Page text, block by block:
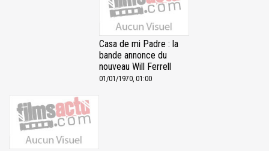
Casa de mi Padre : la
bande annonce du
nouveau Will Ferrell
01/01/1970, 01:00